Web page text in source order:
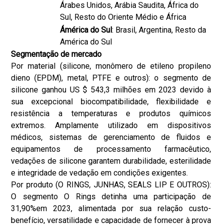
Árabes Unidos, Arábia Saudita, África do
Sul, Resto do Oriente Médio e África
Ámérica do Sul: Brasil, Argentina, Resto da
América do Sul
Segmentação de mercado
Por material (silicone, monômero de etileno propileno
dieno (EPDM), metal, PTFE e outros): o segmento de
silicone ganhou US $ 543,3 milhões em 2023 devido à
sua excepcional biocompatibilidade, flexibilidade e
resistência a temperaturas e produtos químicos
extremos. Amplamente utilizado em dispositivos
médicos, sistemas de gerenciamento de fluidos e
equipamentos de processamento farmacêutico,
vedações de silicone garantem durabilidade, esterilidade
e integridade de vedação em condições exigentes.
Por produto (O RINGS, JUNHAS, SEALS LIP E OUTROS):
O segmento O Rings detinha uma participação de
31,90%em 2023, alimentada por sua relação custo-
benefício, versatilidade e capacidade de fornecer à prova